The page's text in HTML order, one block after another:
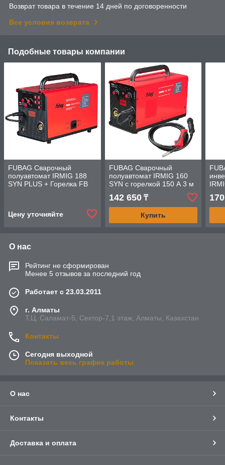
Возврат товара в течение 14 дней по договоренности
Все условия возврата
Подобные товары компании
FUBAG Сварочный
полуавтомат IRMIG 188
SYN PLUS + Горелка FB
Цену уточняйте
FUBAG Сварочный
полуавтомат IRMIG 160
SYN с горелкой 150 А 3 м
в комплекте
142 650₸
Купить
О нас
Рейтинг не сформирован
Менее 5 отзывов за последний год
Работает с 23.03.2011
г. Алматы
Т.Ц. Саламат-5, Cектор-7,1 этаж, Алматы, Казахстан
Контакты
Сегодня выходной
Показать весь график работы
О нас
Контакты
Доставка и оплата